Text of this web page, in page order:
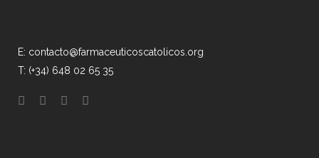
E: contacto@farmaceuticoscatolicos.org
T: (+34) 648 02 65 35